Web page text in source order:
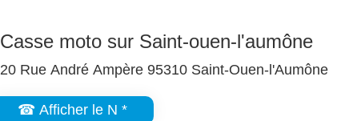
Casse moto sur Saint-ouen-l'aumône
20 Rue André Ampère 95310 Saint-Ouen-l'Aumône
☎ Afficher le N *